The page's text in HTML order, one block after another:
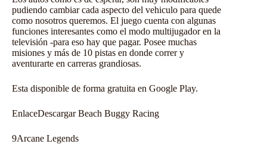
pudiendo cambiar cada aspecto del vehiculo para quede
como nosotros queremos. El juego cuenta con algunas
funciones interesantes como el modo multijugador en la
televisión -para eso hay que pagar. Posee muchas
misiones y más de 10 pistas en donde correr y
aventurarte en carreras grandiosas.
Esta disponible de forma gratuita en Google Play.
EnlaceDescargar Beach Buggy Racing
9Arcane Legends